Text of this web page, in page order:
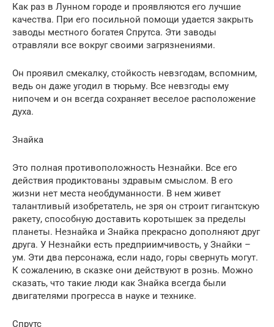
Как раз в Лунном городе и проявляются его лучшие
качества. При его посильной помощи удается закрыть
заводы местного богатея Спрутса. Эти заводы
отравляли все вокруг своими загрязнениями.
Он проявил смекалку, стойкость невзгодам, вспомним,
ведь он даже угодил в тюрьму. Все невзгоды ему
нипочем и он всегда сохраняет веселое расположение
духа.
Знайка
Это полная противоположность Незнайки. Все его
действия продиктованы здравым смыслом. В его
жизни нет места необдуманности. В нем живет
талантливый изобретатель, не зря он строит гигантскую
ракету, способную доставить коротышек за пределы
планеты. Незнайка и Знайка прекрасно дополняют друг
друга. У Незнайки есть предприимчивость, у Знайки –
ум. Эти два персонажа, если надо, горы свернуть могут.
К сожалению, в сказке они действуют в рознь. Можно
сказать, что такие люди как Знайка всегда были
двигателями прогресса в науке и технике.
Спрутс